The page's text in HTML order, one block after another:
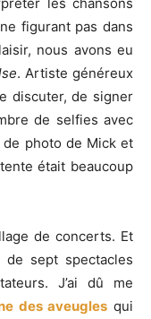
figurant pas dans
nous avons eu
. Artiste généreux
discuter, de signer
de selfies avec
de photo de Mick et
était beaucoup
de concerts. Et
sept spectacles
J’ai dû me
des aveugles qui